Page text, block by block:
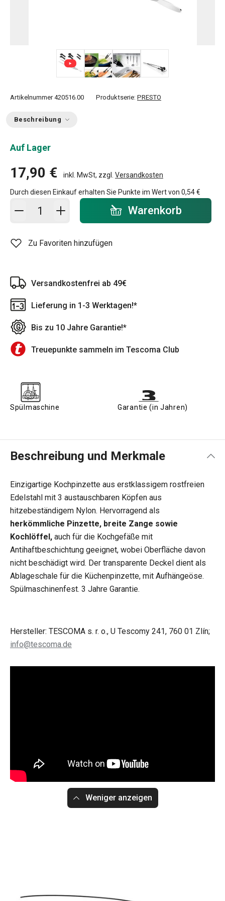
Artikelnummer 420516.00 Produktserie: PRESTO
Beschreibung
Auf Lager
17,90 € inkl. MwSt, zzgl. Versandkosten
Durch diesen Einkauf erhalten Sie Punkte im Wert von 0,54 €
In den Warenkorb - Menge Warenkorb
Zu Favoriten hinzufügen
Versandkostenfrei ab 49€
Lieferung in 1-3 Werktagen!*
Bis zu 10 Jahre Garantie!*
Treuepunkte sammeln im Tescoma Club
Spülmaschine Garantie (in Jahren)
Beschreibung und Merkmale
Einzigartige Kochpinzette aus erstklassigem rostfreien
Edelstahl mit 3 austauschbaren Köpfen aus
hitzebeständigem Nylon. Hervorragend als
herkömmliche Pinzette, breite Zange sowie
Kochlöffel, auch für die Kochgefäße mit
Antihaftbeschichtung geeignet, wobei Oberfläche davon
nicht beschädigt wird. Der transparente Deckel dient als
Ablageschale für die Küchenpinzette, mit Aufhängeöse.
Spülmaschinenfest. 3 Jahre Garantie.
Hersteller: TESCOMA s. r. o., U Tescomy 241, 760 01 Zlín;
info@tescoma.de
Weniger anzeigen